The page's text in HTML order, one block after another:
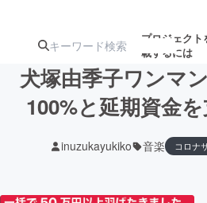
プロジェクト
載するには
ターン
注目の新着プロ
ジェクト
募
ロ
犬塚由季子ワンマ
100%と延期資金
inuzukayukiko 音楽 コロナ